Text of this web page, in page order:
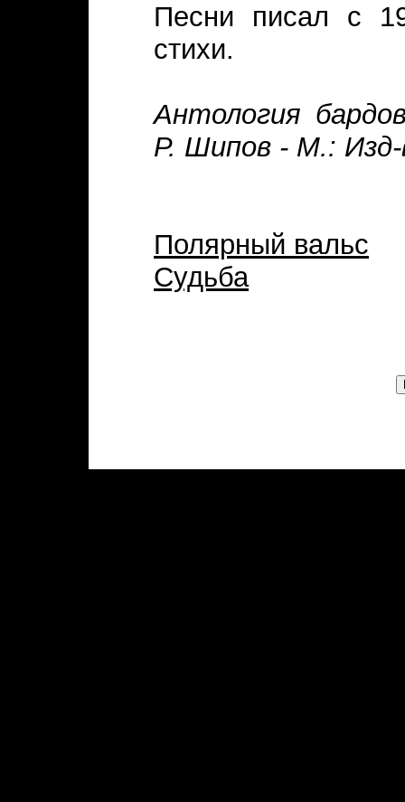
Песни писал с
стихи.
Антология
Р. Шипов - М.:
Полярный вальс
Судьба